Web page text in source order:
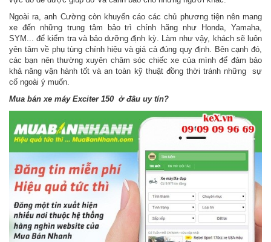
Ngoài ra, anh Cường còn khuyến cáo các chủ phương tiện nên mang
xe đến những trung tâm bảo trì chính hãng như Honda, Yamaha,
SYM... để kiểm tra và bảo dưỡng định kỳ. Làm như vậy, khách sẽ luôn
yên tâm về phụ tùng chính hiệu và giá cả đúng quy định. Bên cạnh đó,
các bạn nên thường xuyên chăm sóc chiếc xe của mình để đảm bảo
khả năng vận hành tốt và an toàn kỹ thuật đồng thời tránh những sự
cố ngoài ý muốn.
Mua bán xe máy Exciter 150 ở đâu uy tín?